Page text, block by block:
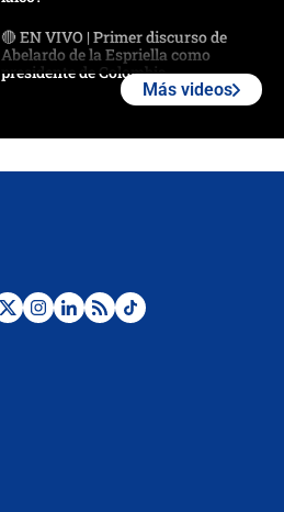
🔴 EN VIVO | Primer discurso de
Abelardo de la Espriella como
presidente de Colombia
Desde dermatitis hasta infecciones:
Más videos